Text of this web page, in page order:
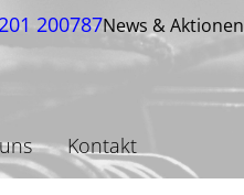
200787News & Aktionen
Kontakt